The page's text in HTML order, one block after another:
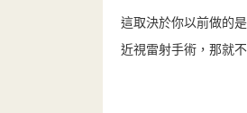
這取決於你以前做的
近視雷射手術，那就